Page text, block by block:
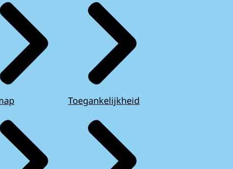
Toegankelijkheid